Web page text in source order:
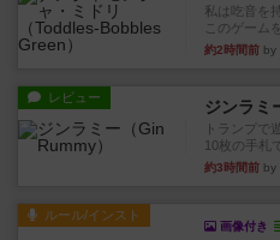
私は吃音を
このゲーム
約2時間前 by
レビュー ジンラミ
トランプで
10枚の手札
約3時間前 by
ルール/インスト
画像付き